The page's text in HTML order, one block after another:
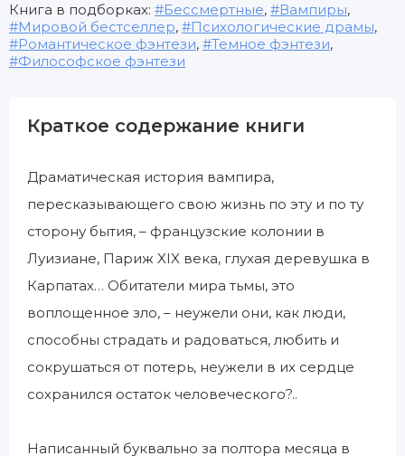
Книга в подборках: Бессмертные, Вампиры,
Мировой бестселлер, Психологические драмы,
Романтическое фэнтези, Темное фэнтези,
Философское фэнтези
Краткое содержание книги
Драматическая история вампира,
пересказывающего свою жизнь по эту и по ту
сторону бытия, – французские колонии в
Луизиане, Париж XIX века, глухая деревушка в
Карпатах… Обитатели мира тьмы, это
воплощенное зло, – неужели они, как люди,
способны страдать и радоваться, любить и
сокрушаться от потерь, неужели в их сердце
сохранился остаток человеческого?..
Написанный буквально за полтора месяца в